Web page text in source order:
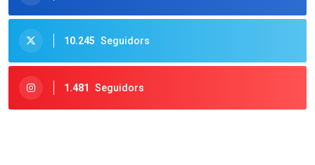
10.245 Seguidors
1.481 Seguidors